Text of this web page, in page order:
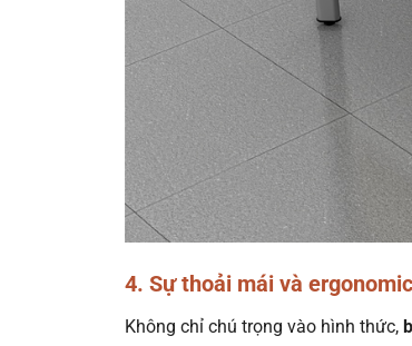
4. Sự thoải mái và
Không chỉ chú trọng vào hình thức,